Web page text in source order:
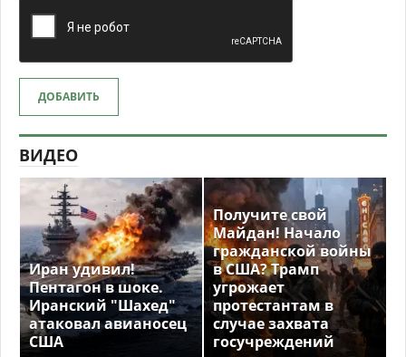
ДОБАВИТЬ
ВИДЕО
Иран удивил!
Пентагон в шоке.
Иранский "Шахед"
атаковал авианосец
США
Получите свой
Майдан! Начало
гражданской войны
в США? Трамп
угрожает
протестантам в
случае захвата
госучреждений